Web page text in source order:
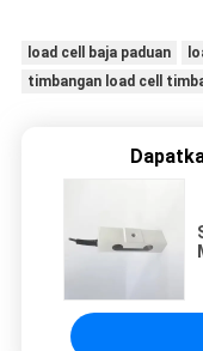
load cell baja paduan
timbangan load cell